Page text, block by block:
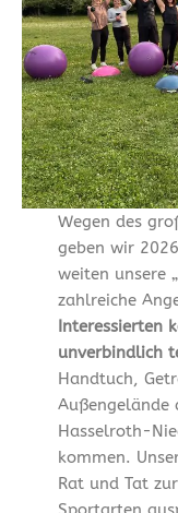
Wegen des
geben wir
weiten unsere
zahlreiche
Interessierten
unverbindlich
Handtuch,
Außengelände
Hasselroth-
kommen.
Rat und Tat